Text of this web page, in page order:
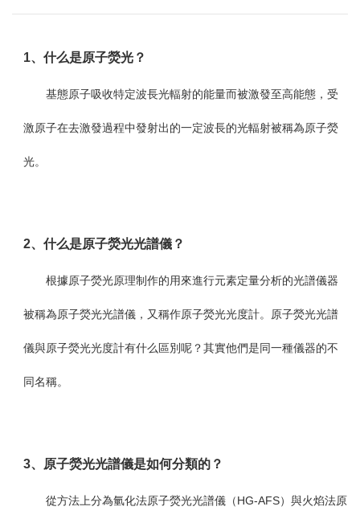
1、什么是原子熒光？
基態原子吸收特定波長光輻射的能量而被激發至高能態，受
激原子在去激發過程中發射出的一定波長的光輻射被稱為原子熒
光。
2、什么是原子熒光光譜儀？
根據原子熒光原理制作的用來進行元素定量分析的光譜儀器
被稱為原子熒光光譜儀，又稱作原子熒光光度計。原子熒光光譜
儀與原子熒光光度計有什么區別呢？其實他們是同一種儀器的不
同名稱。
3、原子熒光光譜儀是如何分類的？
從方法上分為氫化法原子熒光光譜儀 （HG-AFS）與火焰法原